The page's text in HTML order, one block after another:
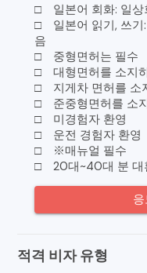
□ 일본어 회화: 일상
□ 일본어 읽기, 쓰기:
음
□ 중형면허는 필수
□ 대형면허를 소지
□ 지게차 면허를 소
□ 준중형면허를 소
□ 미경험자 환영
□ 운전 경험자 환영
□ ※매뉴얼 필수
□ 20대~40대 분 대
적격 비자 유형